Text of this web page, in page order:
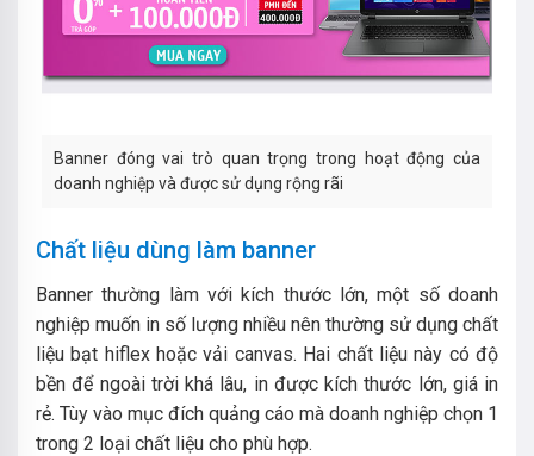
Banner đóng vai trò quan trọng trong hoạt động của
doanh nghiệp và được sử dụng rộng rãi
Chất liệu dùng làm banner
Banner thường làm với kích thước lớn, một số doanh
nghiệp muốn in số lượng nhiều nên thường sử dụng chất
liệu bạt hiflex hoặc vải canvas. Hai chất liệu này có độ
bền để ngoài trời khá lâu, in được kích thước lớn, giá in
rẻ. Tùy vào mục đích quảng cáo mà doanh nghiệp chọn 1
trong 2 loại chất liệu cho phù hợp.